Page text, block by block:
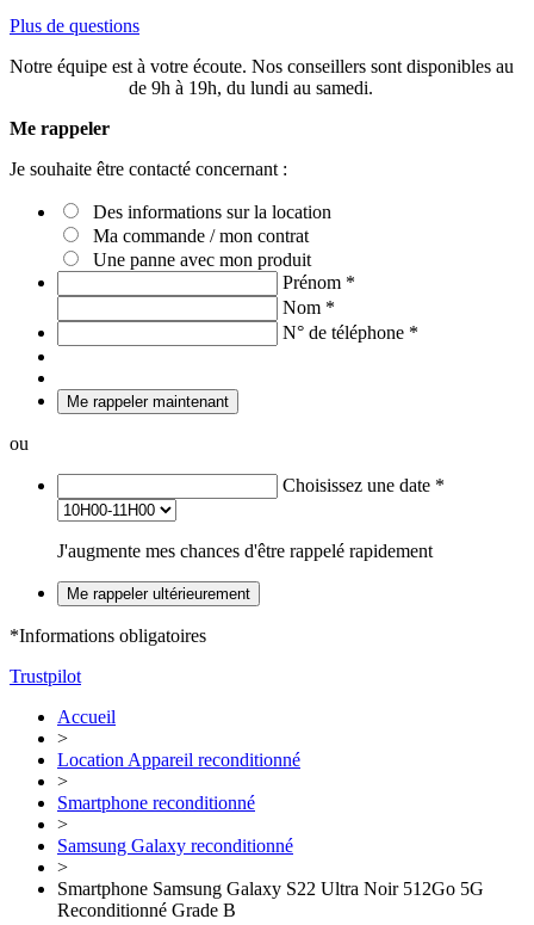
Plus de questions
Notre équipe est à votre écoute. Nos conseillers sont disponibles au
de 9h à 19h, du lundi au samedi.
Me rappeler
Je souhaite être contacté concernant :
Des informations sur la location
Ma commande / mon contrat
Une panne avec mon produit
Prénom *
Nom *
N° de téléphone *
Me rappeler maintenant
ou
Choisissez une date *
J'augmente mes chances d'être rappelé rapidement
Me rappeler ultérieurement
*Informations obligatoires
Trustpilot
Accueil
>
Location Appareil reconditionné
>
Smartphone reconditionné
>
Samsung Galaxy reconditionné
>
Smartphone Samsung Galaxy S22 Ultra Noir 512Go 5G
Reconditionné Grade B